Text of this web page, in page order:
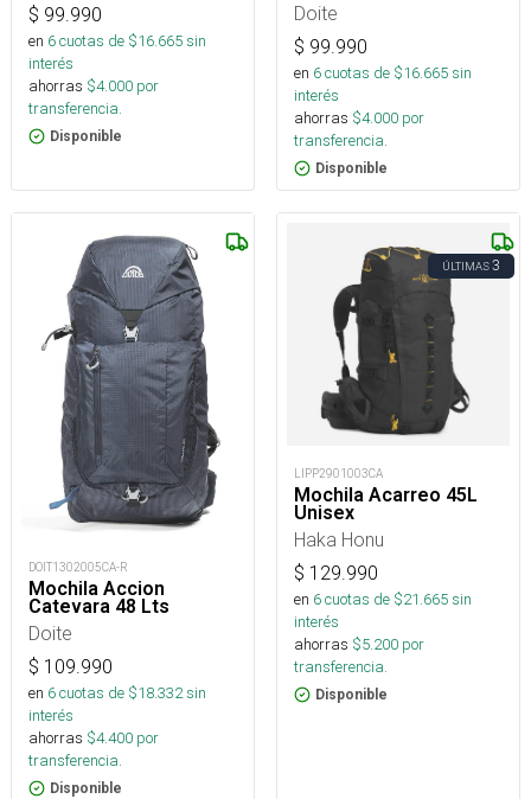
$ 99.990
en 6cuotas de $16.665sin
interés
ahorras $4.000 por
transferencia.
Disponible
Doite
$ 99.990
en 6cuotas de $16.665sin
interés
ahorras $4.000 por
transferencia.
Disponible
DOIT1302005CA-R
Mochila Accion
Catevara 48 Lts
Doite
$ 109.990
en 6cuotas de $18.332sin
interés
ahorras $4.400 por
transferencia.
Disponible
ÚLTIMAS3
LIPP2901003CA
Mochila Acarreo 45L
Unisex
Haka Honu
$ 129.990
en 6cuotas de $21.665sin
interés
ahorras $5.200 por
transferencia.
Disponible